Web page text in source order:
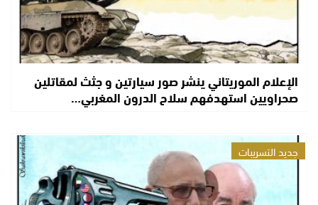
الإعلام الموريتاني ينشر صور سيارتين و جثث لمقاتلين
صحراويين استهدفهم سلاح الدرون المغربي…
جديد التسريبات